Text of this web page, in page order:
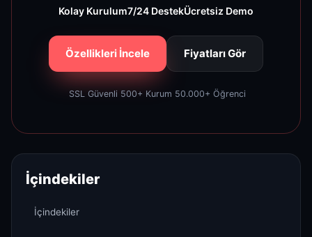
Kolay Kurulum7/24 DestekÜcretsiz Demo
Özellikleri İncele Fiyatları Gör
SSL Güvenli 500+ Kurum 50.000+ Öğrenci
İçindekiler
İçindekiler